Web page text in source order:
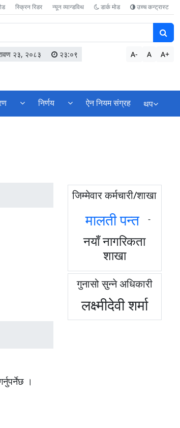
स्क्रिन रिडर न्यून व्यान्डविथ डार्क मोड उच्च कन्ट्रास्ट
२३, २०८३ २३:०९ A- A A+
निर्णय ऐन नियम संग्रह थप
।
जिम्मेवार कर्मचारी/शाखा
मालती पन्त -
नयाँ नागरिकता
शाखा
गुनासो सुन्ने अधिकारी
लक्ष्मीदेवी शर्मा